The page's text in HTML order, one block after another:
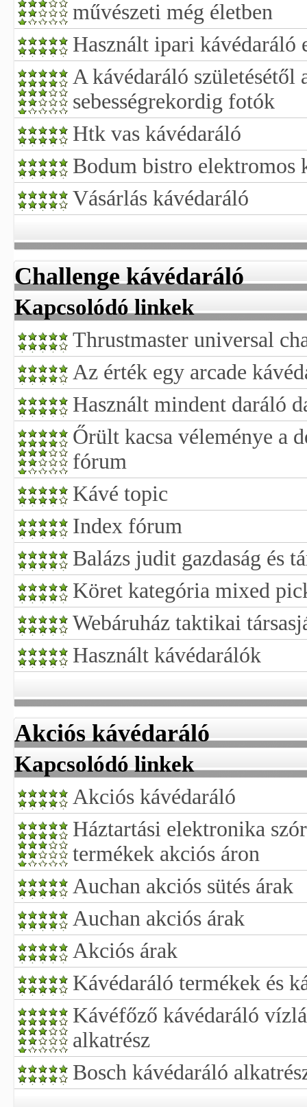
művészeti még életben
Használt ipari kávédaráló
A kávédaráló születésétől
sebességrekordig fotók
Htk vas kávédaráló
Bodum bistro elektromos
Vásárlás kávédaráló
Challenge kávédaráló
Kapcsolódó linkek
Thrustmaster universal
Az érték egy arcade
Használt mindent daráló
Őrült kacsa véleménye a
fórum
Kávé topic
Index fórum
Balázs judit gazdaság és
Köret kategória mixed
Webáruház taktikai
Használt kávédarálók
Akciós kávédaráló
Kapcsolódó linkek
Akciós kávédaráló
Háztartási elektronika
termékek akciós áron
Auchan akciós sütés árak
Auchan akciós árak
Akciós árak
Kávédaráló termékek és
Kávéfőző kávédaráló
alkatrész
Bosch kávédaráló